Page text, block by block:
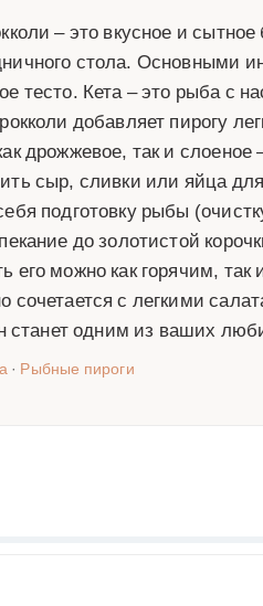
– это вкусное и
стола. Основными
тесто. Кета – это рыба с
добавляет пирогу
дрожжевое, так и
сыр, сливки или яйца
подготовку рыбы
до золотистой
его можно как горячим,
сочетается с легкими
станет одним из ваших
· Рыбные пироги